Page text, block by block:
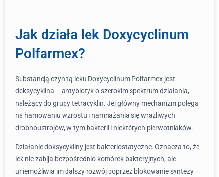
Jak działa lek Doxycyclinum
Polfarmex?
Substancją czynną leku Doxycyclinum Polfarmex jest
doksycyklina – antybiotyk o szerokim spektrum działania,
należący do grupy tetracyklin. Jej główny mechanizm polega
na hamowaniu wzrostu i namnażania się wrażliwych
drobnoustrojów, w tym bakterii i niektórych pierwotniaków.
Działanie doksycykliny jest bakteriostatyczne. Oznacza to, że
lek nie zabija bezpośrednio komórek bakteryjnych, ale
uniemożliwia im dalszy rozwój poprzez blokowanie syntezy